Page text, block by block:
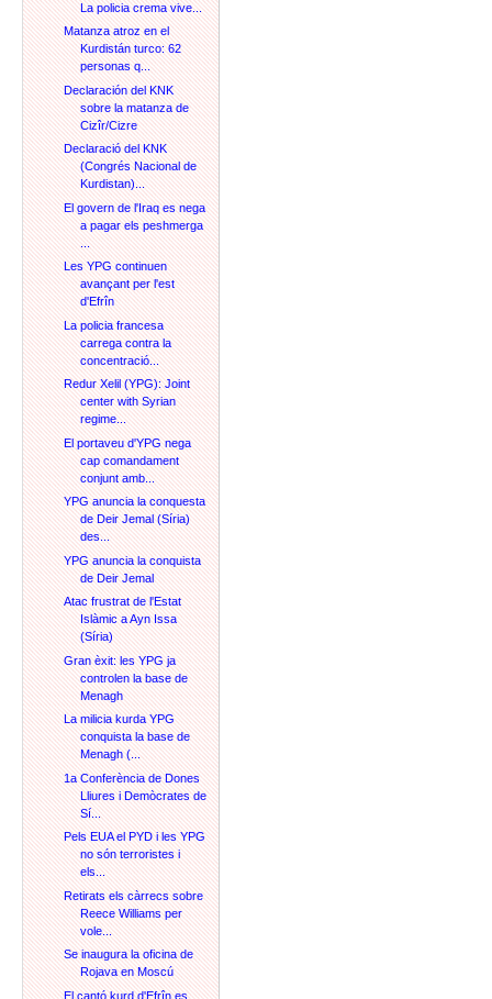
La policia crema vive...
Matanza atroz en el
Kurdistán turco: 62
personas q...
Declaración del KNK
sobre la matanza de
Cizîr/Cizre
Declaració del KNK
(Congrés Nacional de
Kurdistan)...
El govern de l'Iraq es nega
a pagar els peshmerga
...
Les YPG continuen
avançant per l'est
d'Efrîn
La policia francesa
carrega contra la
concentració...
Redur Xelil (YPG): Joint
center with Syrian
regime...
El portaveu d'YPG nega
cap comandament
conjunt amb...
YPG anuncia la conquesta
de Deir Jemal (Síria)
des...
YPG anuncia la conquista
de Deir Jemal
Atac frustrat de l'Estat
Islàmic a Ayn Issa
(Síria)
Gran èxit: les YPG ja
controlen la base de
Menagh
La milicia kurda YPG
conquista la base de
Menagh (...
1a Conferència de Dones
Lliures i Demòcrates de
Sí...
Pels EUA el PYD i les YPG
no són terroristes i
els...
Retirats els càrrecs sobre
Reece Williams per
vole...
Se inaugura la oficina de
Rojava en Moscú
El cantó kurd d'Efrîn es